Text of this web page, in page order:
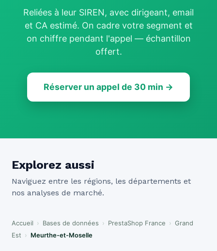
Reliées à leur SIREN, avec dirigeant, email
et CA estimé. On cadre votre segment et
on chiffre pendant l'appel — échantillon
offert.
Réserver un appel de 30 min →
Explorez aussi
Naviguez entre les régions, les départements et
nos analyses de marché.
Accueil › Bases de données › PrestaShop France › Grand
Est › Meurthe-et-Moselle